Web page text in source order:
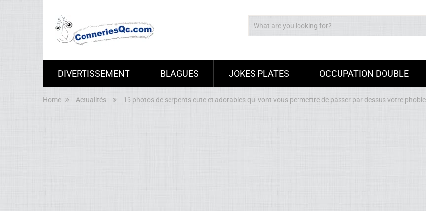
DIVERTISSEMENT BLAGUES JOKES PLATES OCCUPATION DOUBLE
Home Actualités 16 photos de serpents cute et adorables qui vont vous permettre de passer par dessus votre phobie